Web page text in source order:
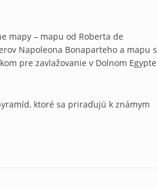
mapy – mapu od Roberta de
Napoleona Bonaparteho a mapu s
pre zavlažovanie v Dolnom Egypte
ktoré sa priraďujú k známym